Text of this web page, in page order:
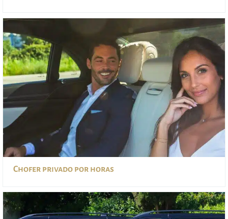
Chofer privado por horas